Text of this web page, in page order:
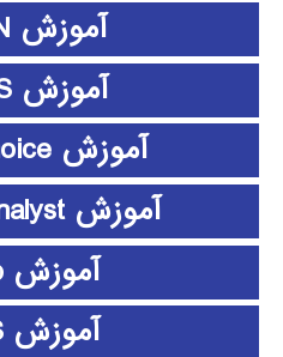
آموزش ePLAN
آموزش ETABS
آموزش expert choice
آموزش Frontier Analyst
آموزش github
آموزش HFSS